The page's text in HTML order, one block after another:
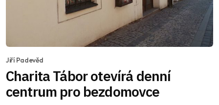
Jiří Padevěd
Charita Tábor otevírá denní
centrum pro bezdomovce